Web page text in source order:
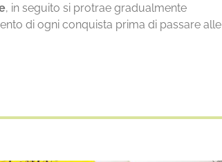
, in seguito si protrae gradualmente
di ogni conquista prima di passare alle